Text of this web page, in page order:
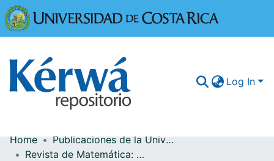
Log In
Communities & Collections
Home
Publicaciones de la Universidad de Costa Rica
Revista de Matemática: Teoría y Aplicaciones